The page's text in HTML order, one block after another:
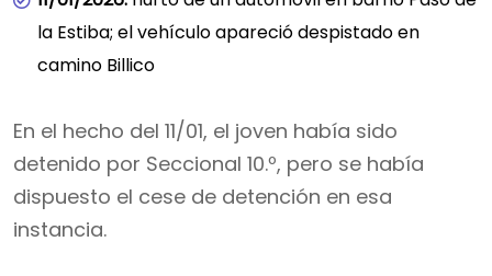
la Estiba; el vehículo apareció despistado en
camino Billico
En el hecho del 11/01, el joven había sido
detenido por Seccional 10.º, pero se había
dispuesto el cese de detención en esa
instancia.